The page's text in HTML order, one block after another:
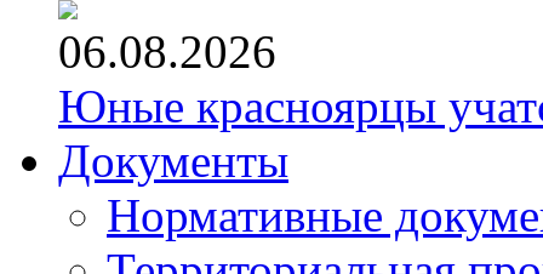
06.08.2026
Юные красноярцы
Документы
Нормативные